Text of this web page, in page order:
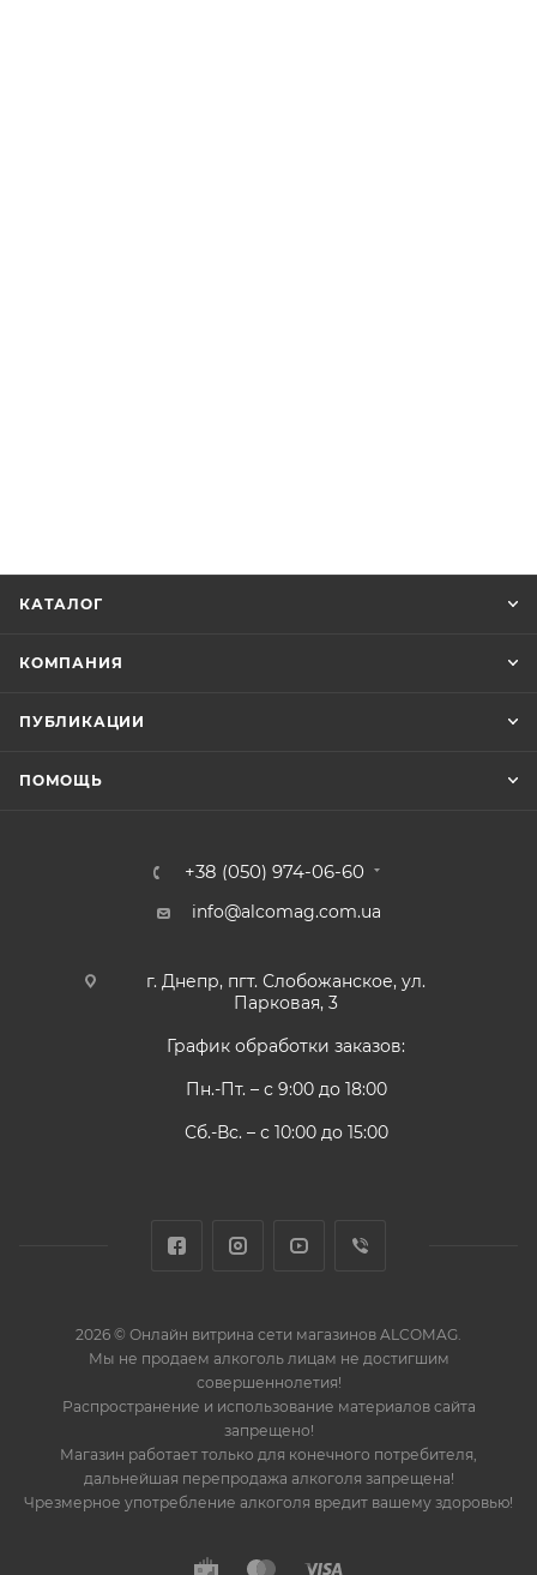
КАТАЛОГ
КОМПАНИЯ
ПУБЛИКАЦИИ
ПОМОЩЬ
+38 (050) 974-06-60
info@alcomag.com.ua
г. Днепр, пгт. Слобожанское, ул.
Парковая, 3
График обработки заказов:
Пн.-Пт. – с 9:00 до 18:00
Сб.-Вс. – с 10:00 до 15:00
2026 © Онлайн витрина сети магазинов ALCOMAG.
Мы не продаем алкоголь лицам не достигшим
совершеннолетия!
Распространение и использование материалов сайта
запрещено!
Магазин работает только для конечного потребителя,
дальнейшая перепродажа алкоголя запрещена!
Чрезмерное употребление алкоголя вредит вашему здоровью!